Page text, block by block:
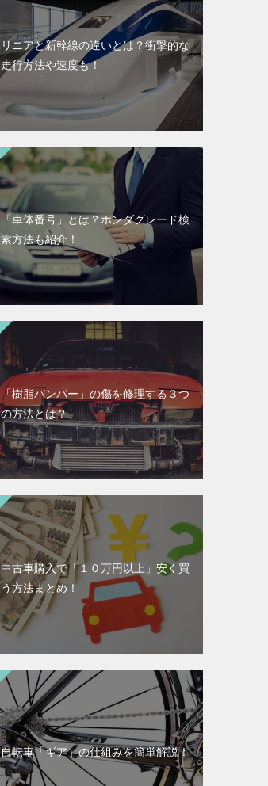
リニアと新幹線の違いとは？衝撃的な
走行方法や速度も！
「車体番号」とは？ホンダグレード検
索方法も紹介！
「樹脂バンパー」の傷を修理する３つ
の方法とは？
中古車購入で「１０万円以上」安く買
う方法まとめ！
自転車「ギア」の仕組みを簡単解説！